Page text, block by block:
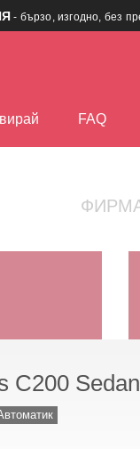
- бързо, изгодно, без
FAQ
C200 Sedan